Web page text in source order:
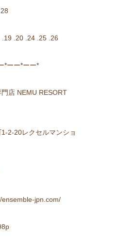
.20 .24 .25 .26
*ーー*ーー*
門店 NEMU RESORT
2-20レクセルマンショ
ensemble-jpn.com/